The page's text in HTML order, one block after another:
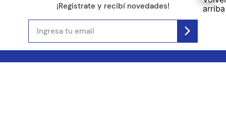
¡Registrate y recibí novedades!